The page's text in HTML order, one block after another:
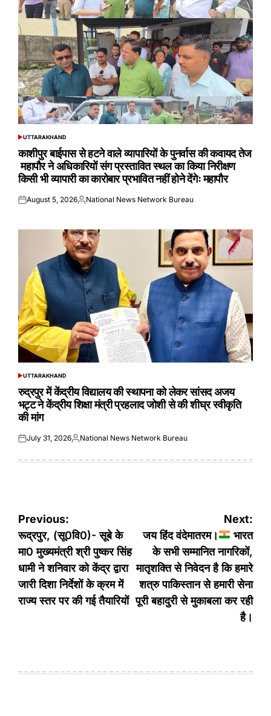
POSTED
UTTARAKHAND
काशीपुर बाईपास से हटने वाले व्यापारियों के पुनर्वास की कवायद तेज
महापौर ने अधिकारियों संग प्रस्तावित स्थल का किया निरीक्षण
किसी भी व्यापारी का कारोबार प्रभावित नहीं होने देंगेः महापौर
Posted
August 5, 2026Posted
National News Network Bureau
POSTED
UTTARAKHAND
रुद्रपुर में केंद्रीय विद्यालय की स्थापना को लेकर सांसद अजय
भट्ट ने केंद्रीय शिक्षा मंत्री प्रहलाद जोशी से की शीघ्र स्वीकृति
की मांग
Posted
July 31, 2026Posted
National News Network Bureau
Post
navigation
Previous:
रूद्रपुर, (सू0वि0)- सूबे के
मा0 मुख्यमंत्री श्री पुष्कर सिंह
धामी ने शनिवार को केंद्र द्वारा
जारी दिशा निर्देशों के क्रम में
राज्य स्तर पर की गई तैयारियों
Next:
जय हिंद वंदेमातरम।
भारत
के सभी सम्मानित नागरिकों,
मातृशक्ति से निवेदन है कि हमारे
शत्रु पाकिस्तान से हमारी सेना
पूरी बहादुरी से मुकाबला कर रही
है।